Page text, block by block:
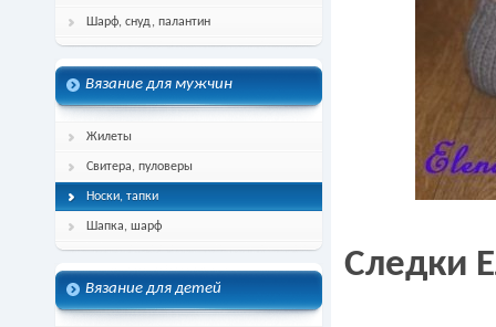
Шарф, снуд, палантин
Вязание для мужчин
Жилеты
Свитера, пуловеры
Носки, тапки
Шапка, шарф
Вязание для детей
Следки